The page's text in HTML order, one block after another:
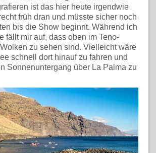
ist das hier heute irgendwie
früh dran und müsste sicher noch
bis die Show beginnt. Während ich
fällt mir auf, dass oben im Teno-
zu sehen sind. Vielleicht wäre
schnell dort hinauf zu fahren und
Sonnenuntergang über La Palma zu